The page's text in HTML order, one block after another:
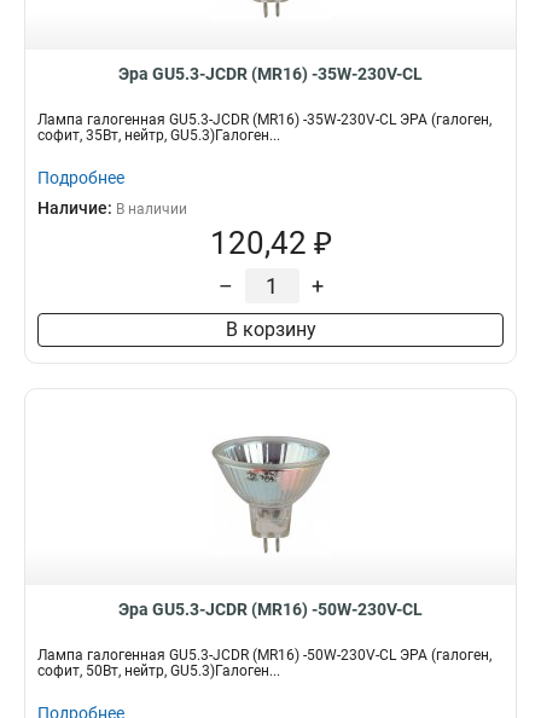
Эра GU5.3-JCDR (MR16) -35W-230V-CL
Лампа галогенная GU5.3-JCDR (MR16) -35W-230V-CL ЭРА (галоген,
софит, 35Вт, нейтр, GU5.3)Галоген...
Подробнее
Наличие: В наличии
120,42 ₽
– +
В корзину
Эра GU5.3-JCDR (MR16) -50W-230V-CL
Лампа галогенная GU5.3-JCDR (MR16) -50W-230V-CL ЭРА (галоген,
софит, 50Вт, нейтр, GU5.3)Галоген...
Подробнее